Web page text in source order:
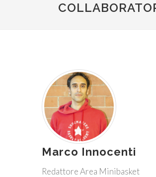
Marco Innocenti
Redattore Area Minibasket